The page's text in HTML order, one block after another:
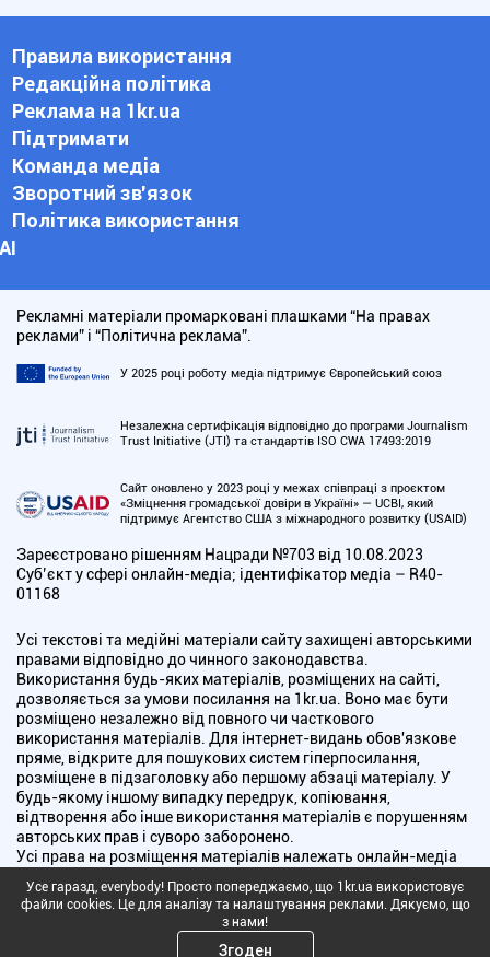
Правила використання
Редакційна політика
Реклама на 1kr.ua
Підтримати
Команда медіа
Зворотний зв'язок
Політика використання
АІ
Рекламні матеріали промарковані плашками “На правах
реклами” і “Політична реклама”.
У 2025 році роботу медіа підтримує Європейський союз
Незалежна сертифікація відповідно до програми Journalism
Trust Initiative (JTI) та стандартів ISO CWA 17493:2019
Сайт оновлено у 2023 році у межах співпраці з проєктом
«Зміцнення громадської довіри в Україні» — UCBI, який
підтримує Агентство США з міжнародного розвитку (USAID)
Зареєстровано рішенням Нацради №703 від 10.08.2023
Cуб’єкт у сфері онлайн-медіа; ідентифікатор медіа – R40-
01168
Усі текстові та медійні матеріали сайту захищені авторськими
правами відповідно до чинного законодавства.
Використання будь-яких матеріалів, розміщених на сайті,
дозволяється за умови посилання на 1kr.ua. Воно має бути
розміщено незалежно від повного чи часткового
використання матеріалів. Для інтернет-видань обов'язкове
пряме, відкрите для пошукових систем гіперпосилання,
розміщене в підзаголовку або першому абзаці матеріалу. У
будь-якому іншому випадку передрук, копіювання,
відтворення або інше використання матеріалів є порушенням
авторських прав і суворо заборонено.
Усі права на розміщення матеріалів належать онлайн-медіа
радою України з питань телебачення і радіомовлення.
Copyright © 2010 - 2026 Всі права захищені
Усе гаразд, everybody! Просто попереджаємо, що 1kr.ua використовує
файли cookies. Це для аналізу та налаштування реклами. Дякуємо, що
з нами!
Згоден